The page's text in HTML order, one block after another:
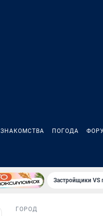
ЗНАКОМСТВА ПОГОДА
Застройщики VS
ГОРОД